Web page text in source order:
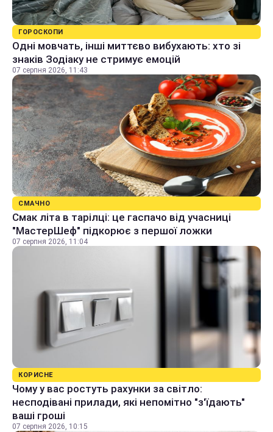
ГОРОСКОПИ
Одні мовчать, інші миттєво вибухають: хто зі
знаків Зодіаку не стримує емоцій
07 серпня 2026, 11:43
СМАЧНО
Смак літа в тарілці: це гаспачо від учасниці
"МастерШеф" підкорює з першої ложки
07 серпня 2026, 11:04
КОРИСНЕ
Чому у вас ростуть рахунки за світло:
несподівані прилади, які непомітно "з'їдають"
ваші гроші
07 серпня 2026, 10:15